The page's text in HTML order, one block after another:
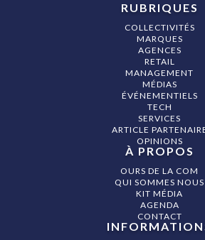
RUBRIQUES
COLLECTIVITÉS
MARQUES
AGENCES
RETAIL
MANAGEMENT
MÉDIAS
ÉVÉNEMENTIELS
TECH
SERVICES
ARTICLE
OPINIONS
À PROPOS
OURS DE LA COM
QUI SOMMES NOUS
KIT MÉDIA
AGENDA
CONTACT